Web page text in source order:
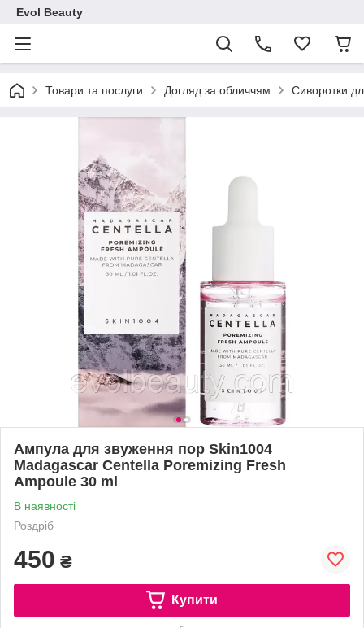
Evol Beauty
Товари та послуги Догляд за обличчям Сиворотки
Ампула для звуження пор Skin1004
Madagascar Centella Poremizing Fresh
Ampoule 30 ml
В наявності
Роздріб
450 ₴
Купити